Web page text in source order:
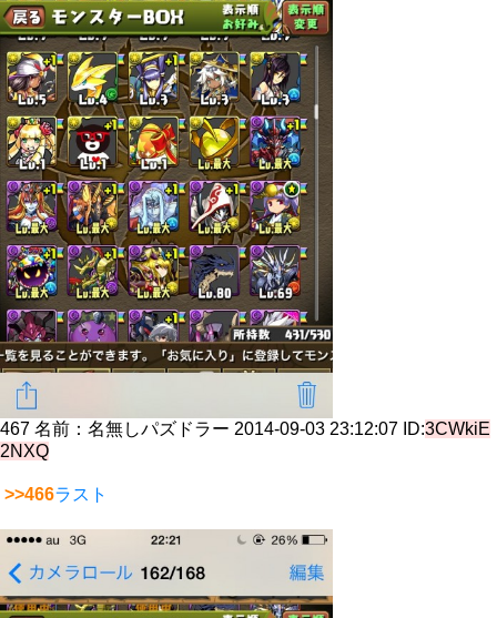
467 名前： 名無しパズドラー 2014-09-03 23:12:07 ID:3CWkiE
2NXQ
>>466ラスト